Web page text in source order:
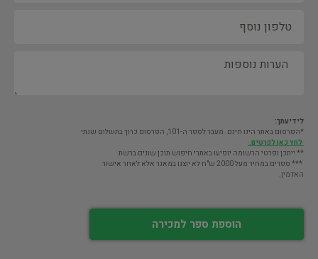
לידיעתך:
*הפרסום באתר הינו חינם. מעבר לספר ה-101, הפרסום כרוך בתשלום שנתי
לחץ כאן לפרטים.
** ייתכן ופרטי הרשומה יופיעו באתרי חיפוש תוכן שונים ברשת
*** ספרים במחיר מעל 2000 ש"ח לא יוצגו במאגר אלא לאחר אישור
האדמין.
הוספת ספר למכירה